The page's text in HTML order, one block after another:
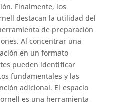
Finalmente, los
destacan la utilidad del
de preparación
Al concentrar una
en un formato
pueden identificar
fundamentales y las
adicional. El espacio
es una herramienta